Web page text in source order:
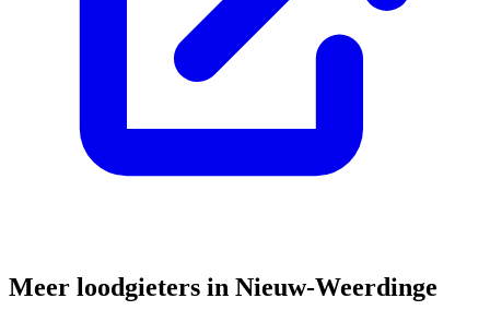
Meer loodgieters in Nieuw-Weerdinge